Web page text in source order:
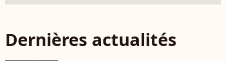
Dernières actualités